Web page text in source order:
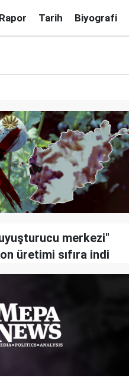
Rapor Tarih Biyografi
merkezi"
üretimi sıfıra indi